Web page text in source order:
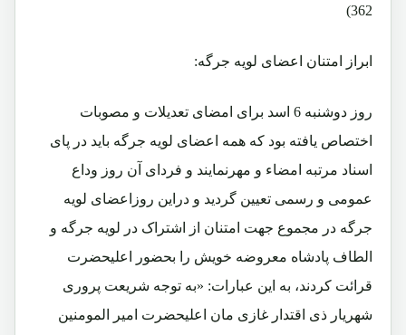
362)
ابراز امتنان اعضای لویه جرگه:
روز دوشنبه 6 اسد برای امضای تعدیلات و مصوبات
اختصاص یافته بود که همه اعضای لویه جرگه باید در پای
اسناد مرتبه امضاء و مهرنمایند و فردای آن روز وداع
عمومی و رسمی تعیین گردید و دراین روزاعضای لویه
جرگه در مجموع جهت امتنان از اشتراک در لویه جرگه و
الطاف پادشاه معروضه خویش را بحضور اعلیحضرت
قرائت کردند، به این عبارات: «به توجه شریعت پروری
شهریار ذی اقتدار غازی مان اعلیحضرت امیر المومنین